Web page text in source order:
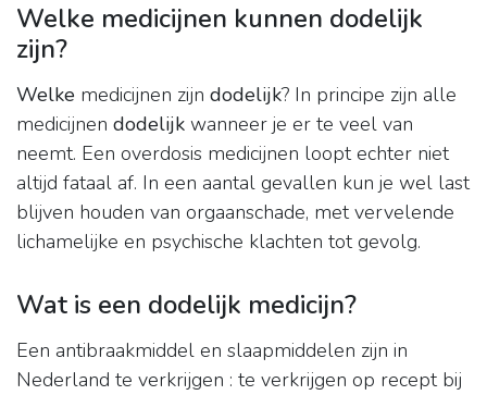
Welke medicijnen kunnen dodelijk
zijn?
Welke medicijnen zijn dodelijk? In principe zijn alle
medicijnen dodelijk wanneer je er te veel van
neemt. Een overdosis medicijnen loopt echter niet
altijd fataal af. In een aantal gevallen kun je wel last
blijven houden van orgaanschade, met vervelende
lichamelijke en psychische klachten tot gevolg.
Wat is een dodelijk medicijn?
Een antibraakmiddel en slaapmiddelen zijn in
Nederland te verkrijgen : te verkrijgen op recept bij